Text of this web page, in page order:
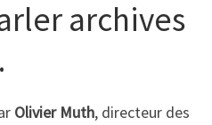
archives
Olivier Muth, directeur des